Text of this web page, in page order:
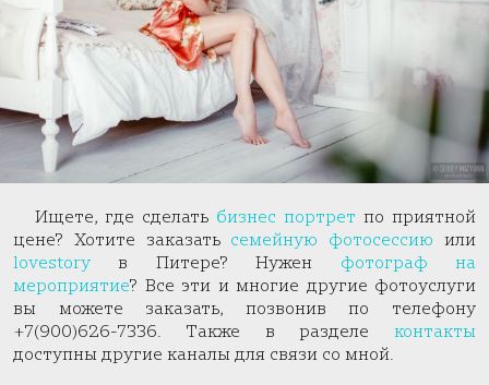
Ищете, где сделать бизнес портрет по приятной
цене? Хотите заказать семейную фотосессию или
lovestoryв Питере? Нужен фотограф на
мероприятие? Все эти и многие другие фотоуслуги
вы можете заказать, позвонив по телефону
+7(900)626-7336. Также в разделе контакты
доступны другие каналы для связи со мной.